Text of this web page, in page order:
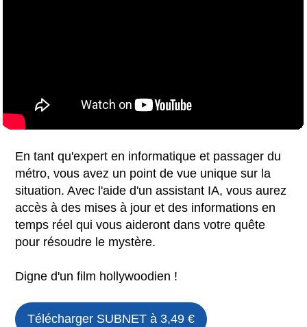
En tant qu'expert en informatique et passager du
métro, vous avez un point de vue unique sur la
situation. Avec l'aide d'un assistant IA, vous aurez
accès à des mises à jour et des informations en
temps réel qui vous aideront dans votre quête
pour résoudre le mystère.
Digne d'un film hollywoodien !
Télécharger SUBNET à 3,49 €